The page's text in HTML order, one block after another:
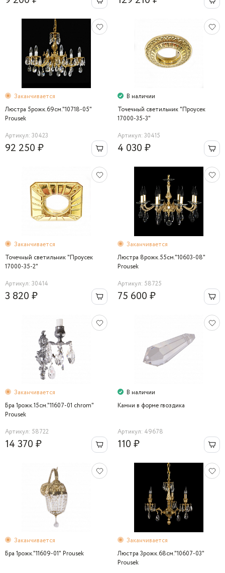
Заканчивается
Люстра 5рожк.69см."10718-05"
Prousek
Артикул: 30423
92 250 ₽
В наличии
Точечный светильник "Проусек
17000-35-3"
Артикул: 30415
4 030 ₽
Заканчивается
Точечный светильник "Проусек
17000-35-2"
Артикул: 30414
3 820 ₽
Заканчивается
Люстра 8рожк.55см."10603-08"
Prousek
Артикул: 58725
75 600 ₽
Заканчивается
Бра 1рожк.15см."11607-01 chrom"
Prousek
Артикул: 58722
14 370 ₽
В наличии
Камни в форме гвоздика
Артикул: 49678
110 ₽
Заканчивается
Бра 1рожк."11609-01" Prousek
Заканчивается
Люстра 3рожк.68см."10607-03"
Prousek